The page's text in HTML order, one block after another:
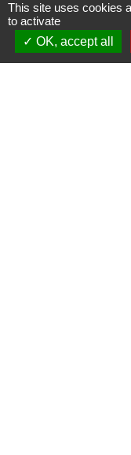
This site uses cookies
to activate
OK, accept all